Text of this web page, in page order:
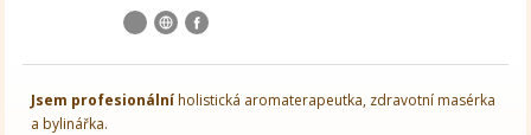
Jsem profesionálníholistická aromaterapeutka, zdravotní masérka
a bylinářka.